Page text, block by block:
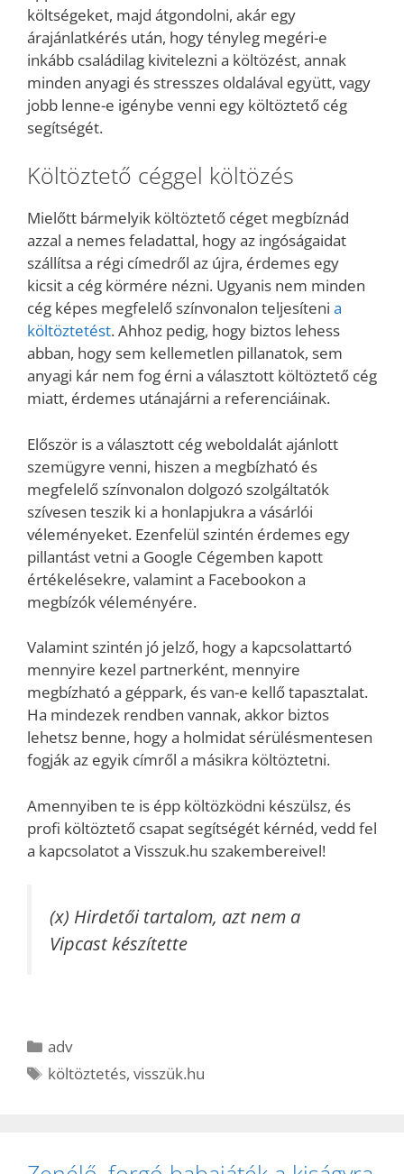
költségeket, majd átgondolni, akár egy
árajánlatkérés után, hogy tényleg megéri-e
inkább családilag kivitelezni a költözést, annak
minden anyagi és stresszes oldalával együtt, vagy
jobb lenne-e igénybe venni egy költöztető cég
segítségét.
Költöztető céggel költözés
Mielőtt bármelyik költöztető céget megbíznád
azzal a nemes feladattal, hogy az ingóságaidat
szállítsa a régi címedről az újra, érdemes egy
kicsit a cég körmére nézni. Ugyanis nem minden
cég képes megfelelő színvonalon teljesíteni a
költöztetést. Ahhoz pedig, hogy biztos lehess
abban, hogy sem kellemetlen pillanatok, sem
anyagi kár nem fog érni a választott költöztető cég
miatt, érdemes utánajárni a referenciáinak.
Először is a választott cég weboldalát ajánlott
szemügyre venni, hiszen a megbízható és
megfelelő színvonalon dolgozó szolgáltatók
szívesen teszik ki a honlapjukra a vásárlói
véleményeket. Ezenfelül szintén érdemes egy
pillantást vetni a Google Cégemben kapott
értékelésekre, valamint a Facebookon a
megbízók véleményére.
Valamint szintén jó jelző, hogy a kapcsolattartó
mennyire kezel partnerként, mennyire
megbízható a géppark, és van-e kellő tapasztalat.
Ha mindezek rendben vannak, akkor biztos
lehetsz benne, hogy a holmidat sérülésmentesen
fogják az egyik címről a másikra költöztetni.
Amennyiben te is épp költözködni készülsz, és
profi költöztető csapat segítségét kérnéd, vedd fel
a kapcsolatot a Visszuk.hu szakembereivel!
(x) Hirdetői tartalom, azt nem a
Vipcast készítette
Kategória
adv
Címkék
költöztetés,visszük.hu